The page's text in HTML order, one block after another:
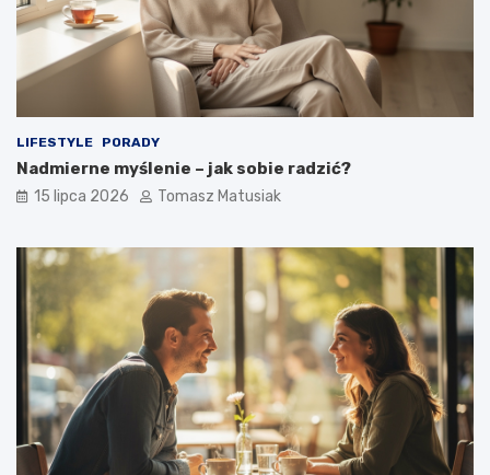
LIFESTYLE PORADY
Nadmierne myślenie – jak sobie radzić?
15 lipca 2026 Tomasz Matusiak